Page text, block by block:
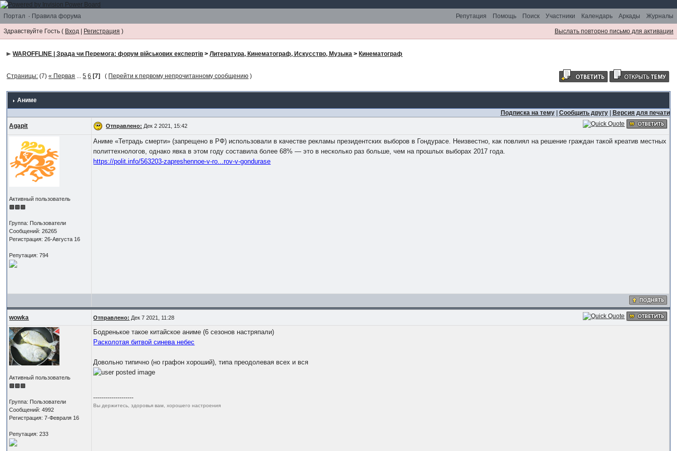
Портал · Правила форума Репутация Помощь Поиск Участники Календарь Аркады Журналы
Здравствуйте Гость ( Вход | Регистрация ) Выслать повторно письмо для активации
WAROFFLINE | Зрада чи Перемога: форум військових експертів >Литература, Кинематограф, Искусство, Музыка >Кинематограф
Страницы: (7)« Первая ...5 6 [7] ( Перейти к первому непрочитанному сообщению )
Аниме
Подписка на тему| Сообщить другу| Версия для печати
Agapit
Отправлено: Дек 2 2021, 15:42
Активный пользователь
Группа: Пользователи
Сообщений: 26265
Регистрация: 26-Августа 16
Репутация: 794
Аниме «Тетрадь смерти» (запрещено в РФ) использовали в качестве рекламы президентских выборов в Гондурасе. Неизвестно, как повлиял на решение граждан такой креатив местных
политтехнологов, однако явка в этом году составила более 68% — это в несколько раз больше, чем на прошлых выборах 2017 года.
https://polit.info/563203-zapreshennoe-v-ro...rov-v-gondurase
wowka Отправлено: Дек 7 2021, 11:28
Активный пользователь
Группа: Пользователи
Сообщений: 4992
Регистрация: 7-Февраля 16
Репутация: 233
Бодренькое такое китайское аниме (6 сезонов настряпали)
Расколотая битвой синева небес
Довольно типично (но графон хороший), типа преодолевая всех и вся
--------------------
Вы держитесь, здоровья вам, хорошего настроения